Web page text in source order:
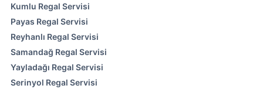
Kumlu Regal Servisi
Payas Regal Servisi
Reyhanlı Regal Servisi
Samandağ Regal Servisi
Yayladağı Regal Servisi
Serinyol Regal Servisi